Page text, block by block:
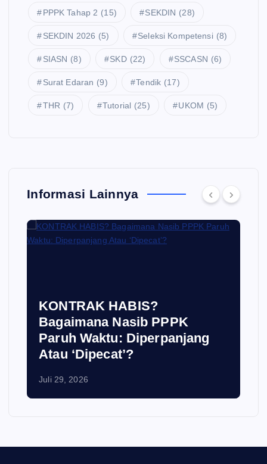
PPPK Tahap 2 (15) SEKDIN (28)
SEKDIN 2026 (5) Seleksi Kompetensi (8)
SIASN (8) SKD (22) SSCASN (6)
Surat Edaran (9) Tendik (17)
THR (7) Tutorial (25) UKOM (5)
Informasi Lainnya
KONTRAK HABIS?
Bagaimana Nasib PPPK
Paruh Waktu: Diperpanjang
Atau ‘Dipecat’?
Juli 29, 2026